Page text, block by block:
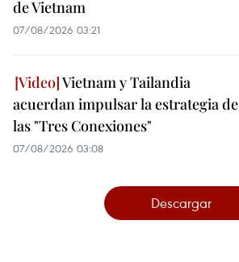
de Vietnam
07/08/2026 03:21
Vietnam y Tailandia
acuerdan impulsar la estrategia de
las "Tres Conexiones"
07/08/2026 03:08
Descargar